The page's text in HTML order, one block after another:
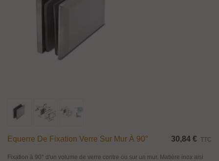
Equerre De Fixation Verre Sur Mur À 90° 30,84 € TTC
Fixation à 90° d'un volume de verre contre ou sur un mur. Matière inox aisi